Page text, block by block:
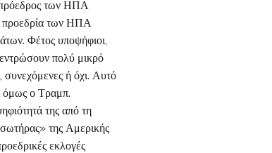
πρόεδρος των ΗΠΑ
προεδρία των ΗΠΑ
Φέτος υποψήφιοι,
πολύ μικρό
ή όχι. Αυτό
όμως ο Τραμπ.
της από τη
της Αμερικής
εκλογές